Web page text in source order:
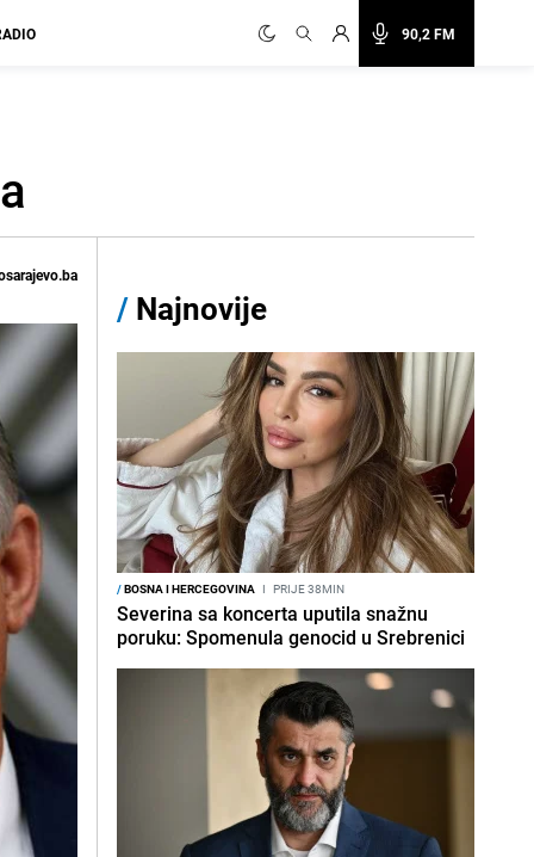
90,2 FM
/ Najnovije
/BOSNA I HERCEGOVINA I PRIJE 38MIN
Severina sa koncerta uputila snažnu
poruku: Spomenula genocid u Srebrenici